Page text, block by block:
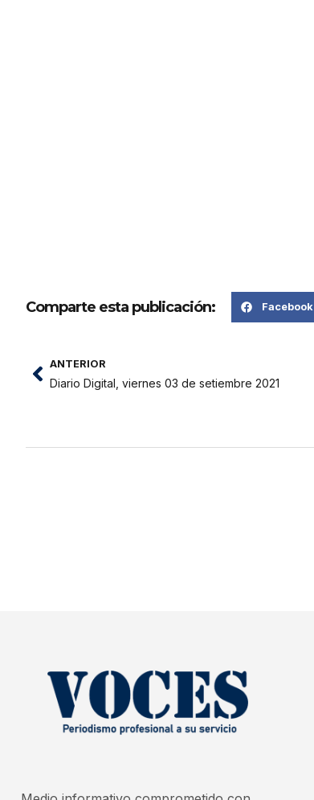
Comparte esta publicación: Facebook
ANTERIOR
Diario Digital, viernes 03 de setiembre 2021